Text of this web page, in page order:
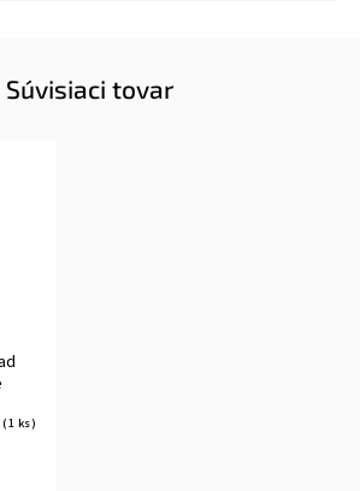
Súvisiaci tovar
(1 ks)